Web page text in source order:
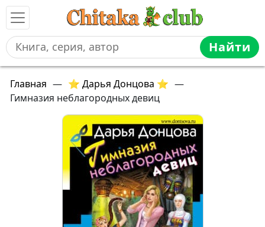
Найти
Главная — ⭐ Дарья Донцова ⭐ —
Гимназия неблагородных девиц